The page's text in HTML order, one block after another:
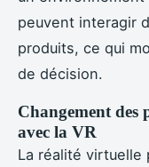
peuvent interagir
produits, ce qui
de décision.
Changement des
avec la VR
La réalité virtuelle